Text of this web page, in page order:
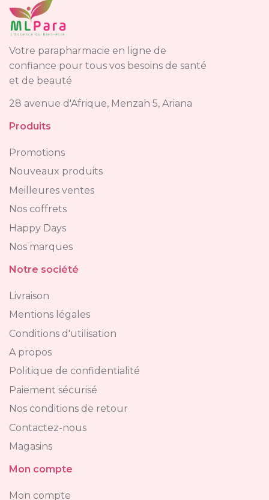
Votre parapharmacie en ligne de
confiance pour tous vos besoins de santé
et de beauté
28 avenue d'Afrique, Menzah 5, Ariana
Produits
Promotions
Nouveaux produits
Meilleures ventes
Nos coffrets
Happy Days
Nos marques
Notre société
Livraison
Mentions légales
Conditions d'utilisation
A propos
Politique de confidentialité
Paiement sécurisé
Nos conditions de retour
Contactez-nous
Magasins
Mon compte
Mon compte